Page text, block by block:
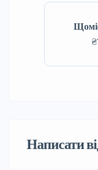
Написати